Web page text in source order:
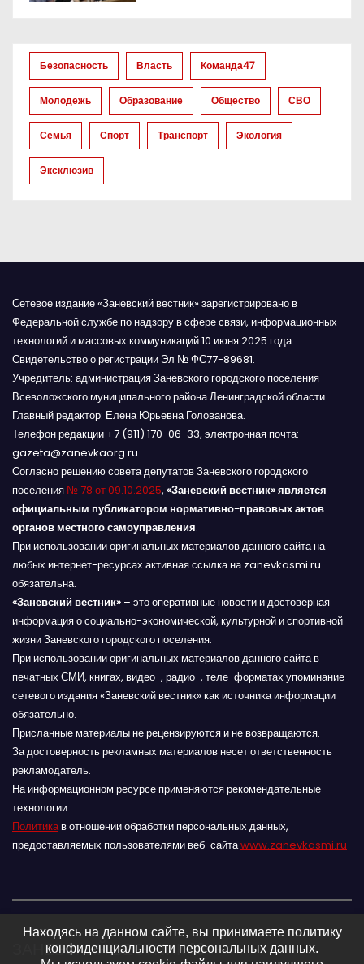
з
а
п
и
с
м
Безопасность Власть Команда47
Молодёжь Образование Общество СВО
Семья Спорт Транспорт Экология
Эксклюзив
Сетевое издание «Заневский вестник» зарегистрировано в
Федеральной службе по надзору в сфере связи, информационных
технологий и массовых коммуникаций 10 июня 2025 года.
Свидетельство о регистрации Эл № ФС77-89681.
Учредитель: администрация Заневского городского поселения
Всеволожского муниципального района Ленинградской области.
Главный редактор: Елена Юрьевна Голованова.
Телефон редакции +7 (911) 170-06-33, электронная почта:
gazeta@zanevkaorg.ru
Согласно решению совета депутатов Заневского городского
поселения № 78 от 09.10.2025, «Заневский вестник» является
официальным публикатором нормативно-правовых актов
органов местного самоуправления.
При использовании оригинальных материалов данного сайта на
любых интернет-ресурсах активная ссылка на zanevkasmi.ru
обязательна.
«Заневский вестник» – это оперативные новости и достоверная
информация о социально-экономической, культурной и спортивной
жизни Заневского городского поселения.
При использовании оригинальных материалов данного сайта в
печатных СМИ, книгах, видео-, радио-, теле-форматах упоминание
сетевого издания «Заневский вестник» как источника информации
обязательно.
Присланные материалы не рецензируются и не возвращаются.
За достоверность рекламных материалов несет ответственность
рекламодатель.
На информационном ресурсе применяются рекомендательные
технологии.
Политикав отношении обработки персональных данных,
предоставляемых пользователями веб-сайтаwww.zanevkasmi.ru
ЗАНЕВСКИЙ ВЕСТНИК 16+
Находясь на данном сайте, вы принимаете политику
конфиденциальности персональных данных.